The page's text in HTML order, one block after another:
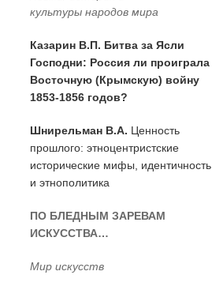
культуры народов мира
Казарин В.П. Битва за Ясли
Господни: Россия ли проиграла
Восточную (Крымскую) войну
1853-1856 годов?
Шнирельман В.А. Ценность
прошлого: этноцентристские
исторические мифы, идентичность
и этнополитика
ПО БЛЕДНЫМ ЗАРЕВАМ
ИСКУССТВА…
Мир искусств